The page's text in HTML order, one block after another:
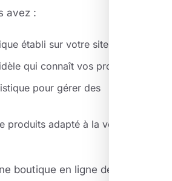
avez :
établi sur votre site
qui connaît vos produits
pour gérer des
produits adapté à la vente en
boutique en ligne devient